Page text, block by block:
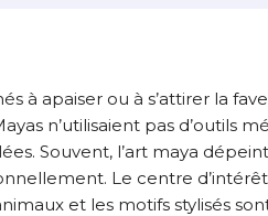
à apaiser ou à s’attirer la
n’utilisaient pas d’outils
Souvent, l’art maya
Le centre
et les motifs stylisés